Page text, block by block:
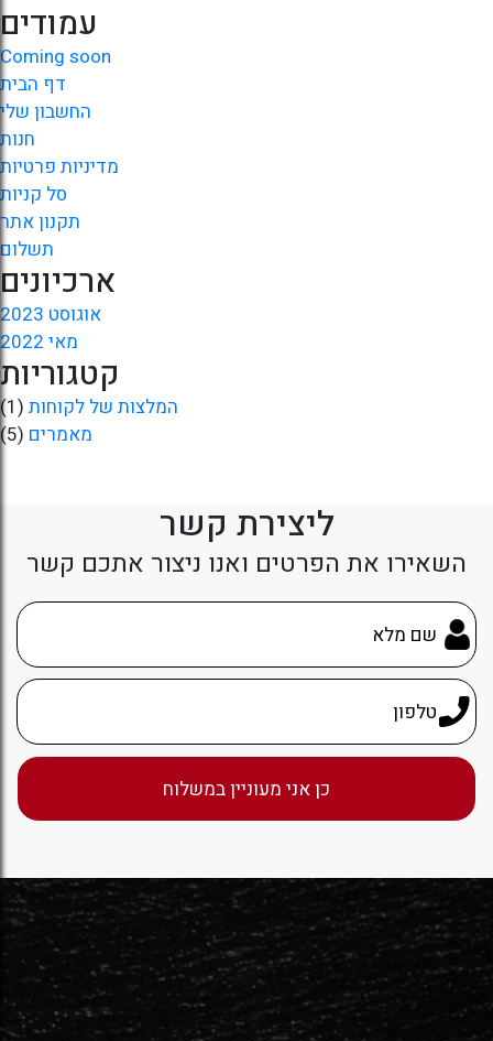
עמודים
Coming soon
דף הבית
החשבון שלי
חנות
מדיניות פרטיות
סל קניות
תקנון אתר
תשלום
ארכיונים
אוגוסט 2023
מאי 2022
קטגוריות
המלצות של לקוחות (1)
מאמרים (5)
ליצירת קשר
השאירו את הפרטים ואנו ניצור אתכם קשר